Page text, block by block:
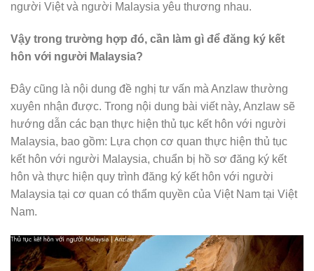
người Việt và người Malaysia yêu thương nhau.
Vậy trong trường hợp đó, cần làm gì để đăng ký kết
hôn với người Malaysia?
Đây cũng là nội dung đề nghị tư vấn mà Anzlaw thường
xuyên nhận được. Trong nội dung bài viết này, Anzlaw sẽ
hướng dẫn các bạn thực hiện thủ tục kết hôn với người
Malaysia, bao gồm: Lựa chọn cơ quan thực hiện thủ tục
kết hôn với người Malaysia, chuẩn bị hồ sơ đăng ký kết
hôn và thực hiện quy trình đăng ký kết hôn với người
Malaysia tại cơ quan có thẩm quyền của Việt Nam tại Việt
Nam.